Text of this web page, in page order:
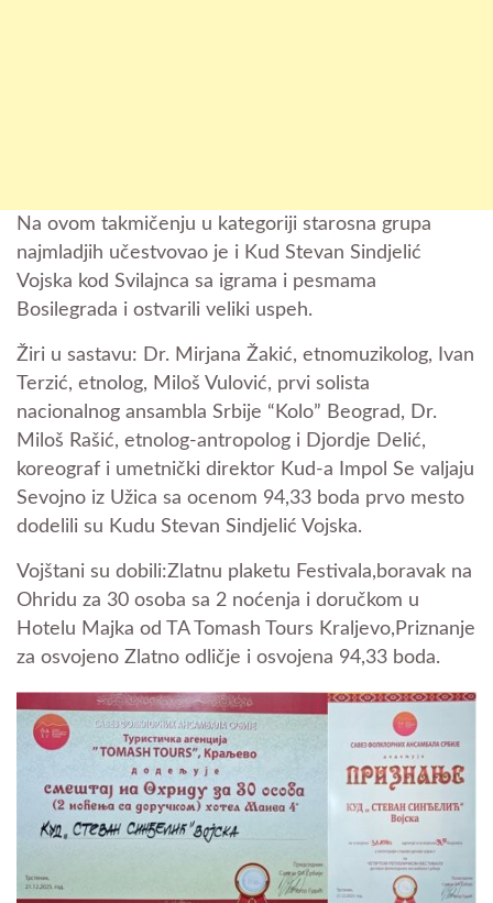
Na ovom takmičenju u kategoriji starosna grupa
najmladjih učestvovao je i Kud Stevan Sindjelić
Vojska kod Svilajnca sa igrama i pesmama
Bosilegrada i ostvarili veliki uspeh.
Žiri u sastavu: Dr. Mirjana Žakić, etnomuzikolog, Ivan
Terzić, etnolog, Miloš Vulović, prvi solista
nacionalnog ansambla Srbije “Kolo” Beograd, Dr.
Miloš Rašić, etnolog-antropolog i Djordje Delić,
koreograf i umetnički direktor Kud-a Impol Se valjaju
Sevojno iz Užica sa ocenom 94,33 boda prvo mesto
dodelili su Kudu Stevan Sindjelić Vojska.
Vojštani su dobili:Zlatnu plaketu Festivala,boravak na
Ohridu za 30 osoba sa 2 noćenja i doručkom u
Hotelu Majka od TA Tomash Tours Kraljevo,Priznanje
za osvojeno Zlatno odličje i osvojena 94,33 boda.